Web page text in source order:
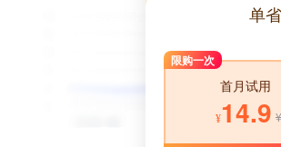
单
限购一次
首月试用
¥14.9